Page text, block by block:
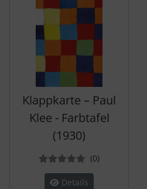
Klappkarte – Paul
Klee - Farbtafel
(1930)
(0Bewertungen
)
Details